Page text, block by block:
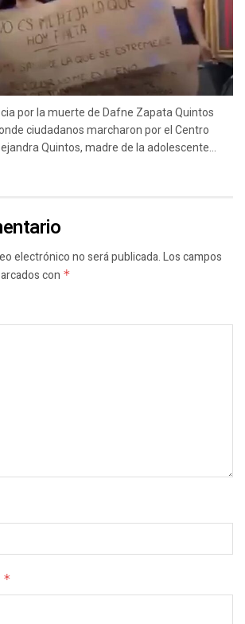
por la muerte de Dafne Zapata Quintos
ciudadanos marcharon por el Centro
Quintos, madre de la adolescente...
electrónico no será publicada.Los campos
con *
*